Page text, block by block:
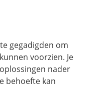
gegadigden om
voorzien. Je
nader
behoefte kan